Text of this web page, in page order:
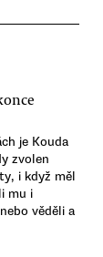
je Kouda
zvolen
i když měl
mu i
věděli a